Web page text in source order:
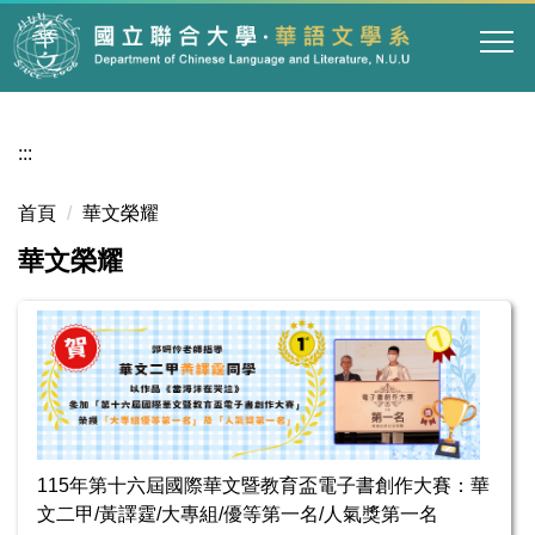
跳
到
主
容
:::
首頁 華文榮耀
華文榮耀
115年第十六屆國際華文暨教育盃電子書創作大賽：華
文二甲/黃譯霆/大專組/優等第一名/人氣獎第一名